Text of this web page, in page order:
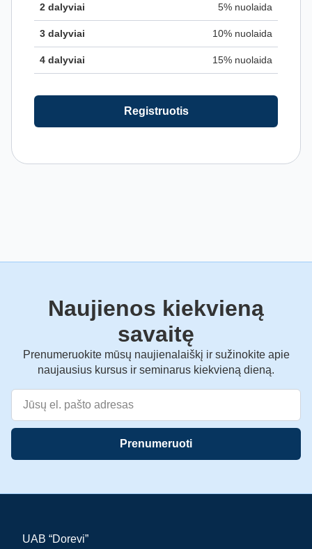
2 dalyviai 5% nuolaida
3 dalyviai 10% nuolaida
4 dalyviai 15% nuolaida
Registruotis
Naujienos kiekvieną
savaitę
Prenumeruokite mūsų naujienalaiškį ir sužinokite apie
naujausius kursus ir seminarus kiekvieną dieną.
Prenumeruoti
UAB “Dorevi”